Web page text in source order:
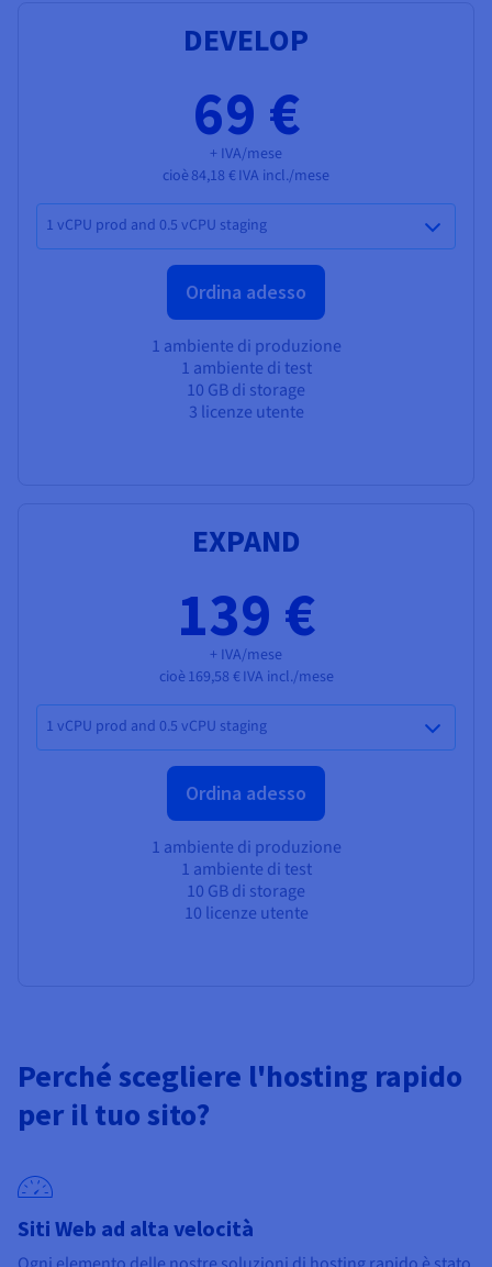
DEVELOP
1 vCPU prod and 0.5 vCPU staging
69 €
+ IVA/mese
cioè 84,18 € IVA incl./mese
Ordina adesso
1 ambiente di produzione
1 ambiente di test
10 GB di storage
3 licenze utente
EXPAND
1 vCPU prod and 0.5 vCPU staging
139 €
+ IVA/mese
cioè 169,58 € IVA incl./mese
Ordina adesso
1 ambiente di produzione
1 ambiente di test
10 GB di storage
10 licenze utente
Perché scegliere l'hosting rapido
per il tuo sito?
Siti Web ad alta velocità